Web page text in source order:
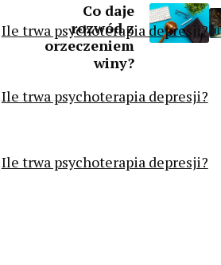
Ile trwa psychoterapia depresji?
Ile trwa psychoterapia depresji?
Ile trwa psychoterapia depresji?
Co daje
rozwód z
orzeczeniem
winy?